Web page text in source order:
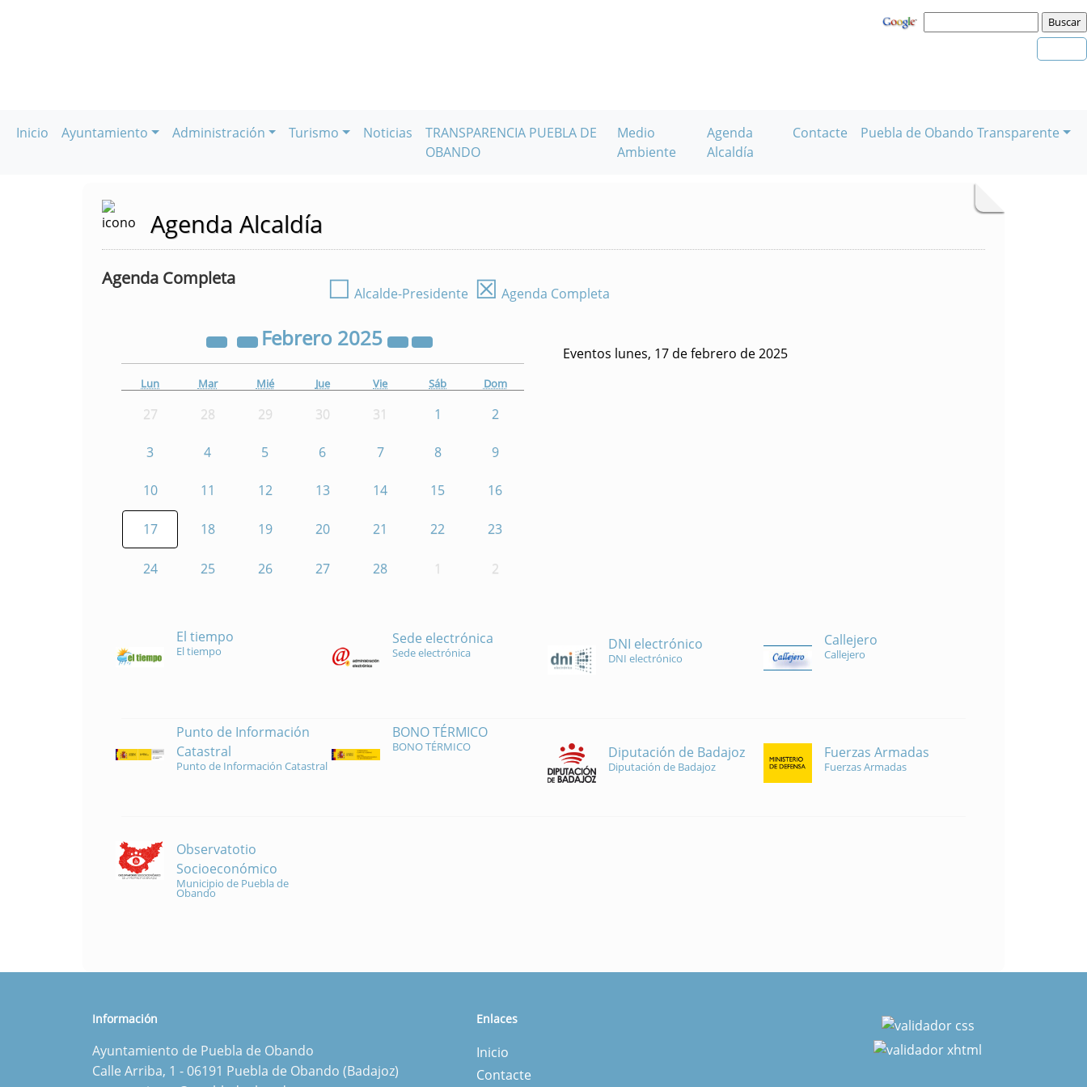
Inicio Ayuntamiento Administración Turismo Noticias
TRANSPARENCIA PUEBLA DE
OBANDO
Medio
Ambiente
Agenda
Alcaldía
Contacte Puebla de Obando Transparente
Agenda Alcaldía
Agenda Completa ☐ Alcalde-Presidente ☒ Agenda Completa
Febrero 2025
Lun Mar Mié Jue Vie Sáb Dom
27 28 29 30 31 1 2
3 4 5 6 7 8 9
10 11 12 13 14 15 16
17 18 19 20 21 22 23
24 25 26 27 28 1 2
Eventos lunes, 17 de febrero de 2025
El tiempo
El tiempo
Sede electrónica
Sede electrónica DNI electrónico
DNI electrónico
Callejero
Callejero
Punto de Información
Catastral
Punto de Información Catastral
BONO TÉRMICO
BONO TÉRMICO Diputación de Badajoz
Diputación de Badajoz
Fuerzas Armadas
Fuerzas Armadas
Observatotio
Socioeconómico
Municipio de Puebla de
Obando
Información
Ayuntamiento de Puebla de Obando
Calle Arriba, 1 - 06191 Puebla de Obando (Badajoz)
Enlaces
Inicio
Contacte